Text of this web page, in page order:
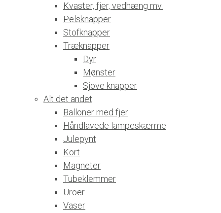
Kvaster, fjer, vedhæng mv.
Pelsknapper
Stofknapper
Træknapper
Dyr
Mønster
Sjove knapper
Alt det andet
Balloner med fjer
Håndlavede lampeskærme
Julepynt
Kort
Magneter
Tubeklemmer
Uroer
Vaser